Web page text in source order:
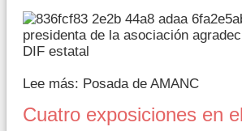
presidenta de la asociación
DIF estatal
Lee más: Posada de AMANC
Cuatro exposiciones en